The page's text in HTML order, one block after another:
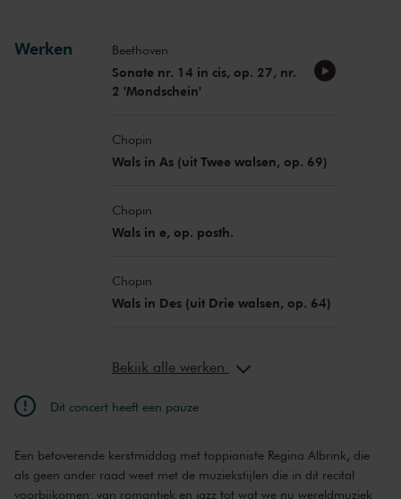
Werken Beethoven
Sonate nr. 14 in cis, op. 27, nr.
2 'Mondschein'
Chopin
Wals in As (uit Twee walsen, op. 69)
Chopin
Wals in e, op. posth.
Chopin
Wals in Des (uit Drie walsen, op. 64)
Bekijk alle werken
Dit concert heeft een pauze
Een betoverende kerstmiddag met toppianiste Regina Albrink, die
als geen ander raad weet met de muziekstijlen die in dit recital
voorbijkomen: van romantiek en jazz tot wat we nu wereldmuziek